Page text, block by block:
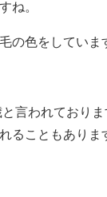
ね。
の色をしていま
言われており
ることもありま